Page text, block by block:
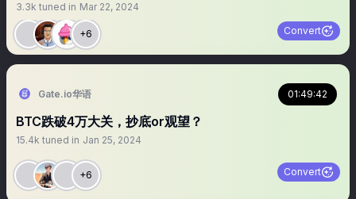
3.3k tuned in Mar 22, 2024
+6 Convert
Gate.io华语 01:49:42
BTC跌破4万大关，抄底or观望？
15.4k tuned in Jan 25, 2024
+6 Convert